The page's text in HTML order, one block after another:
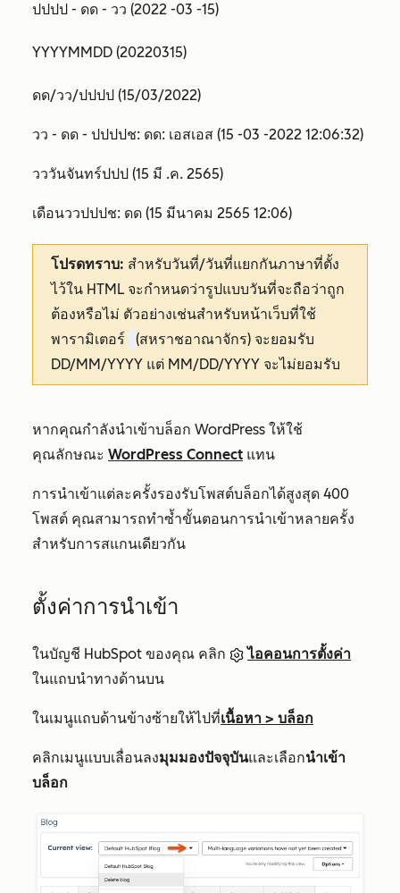
ปปปป - ดด - วว (2022 -03 -15)
YYYYMMDD (20220315)
ดด/วว/ปปปป (15/03/2022)
วว - ดด - ปปปปช: ดด: เอสเอส (15 -03 -2022 12:06:32)
วววันจันทร์ปปป (15 มี .ค. 2565)
เดือนววปปปช: ดด (15 มีนาคม 2565 12:06)
โปรดทราบ: สำหรับวันที่/วันที่แยกกันภาษาที่ตั้ง
ไว้ใน HTML จะกำหนดว่ารูปแบบวันที่จะถือว่าถูก
ต้องหรือไม่ ตัวอย่างเช่นสำหรับหน้าเว็บที่ใช้
พารามิเตอร์
(สหราชอาณาจักร) จะยอมรับ
DD/MM/YYYY แต่ MM/DD/YYYY จะไม่ยอมรับ
หากคุณกำลังนำเข้าบล็อก WordPress ให้ใช้
คุณลักษณะ WordPress Connect แทน
การนำเข้าแต่ละครั้งรองรับโพสต์บล็อกได้สูงสุด 400
โพสต์ คุณสามารถทำซ้ำขั้นตอนการนำเข้าหลายครั้ง
สำหรับการสแกนเดียวกัน
ตั้งค่าการนำเข้า
ในบัญชี HubSpot ของคุณ คลิก
ไอคอนการตั้งค่า
ในแถบนำทางด้านบน
ในเมนูแถบด้านข้างซ้ายให้ไปที่เนื้อหา > บล็อก
คลิกเมนูแบบเลื่อนลงมุมมองปัจจุบันและเลือกนำเข้า
บล็อก